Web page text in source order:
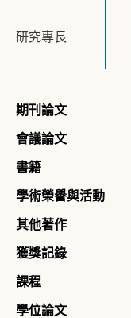
研究專長
期刊論文
會議論文
書籍
學術榮譽與活動
其他著作
獲獎記錄
課程
學位論文